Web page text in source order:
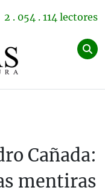
2 . 054 . 114 lectores
Cañada:
mentiras